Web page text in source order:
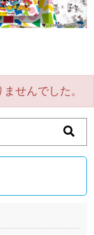
せんでした。